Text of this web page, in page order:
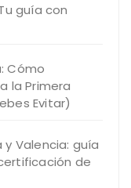
guía con
Cómo
la Primera
Evitar)
y Valencia: guía
de